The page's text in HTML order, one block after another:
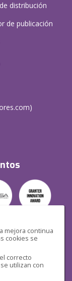
mejora continua
cookies se
correcto
utilizan con
distribución
de publicación
)